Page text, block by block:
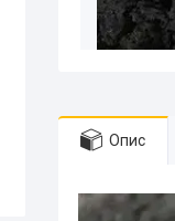
Опис